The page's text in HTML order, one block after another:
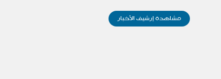
مشاهدة إرشيف الأخبار